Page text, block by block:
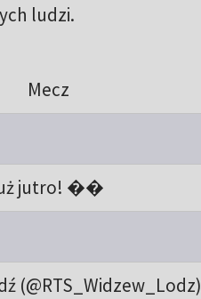
ludzi.
Mecz
jutro! ��
(@RTS_Widzew_Lodz)